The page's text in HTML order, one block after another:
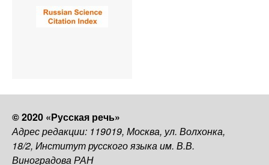
© 2020 «Русская речь»
Адрес редакции: 119019, Москва, ул. Волхонка,
18/2, Институт русского языка им. В.В.
Виноградова РАН